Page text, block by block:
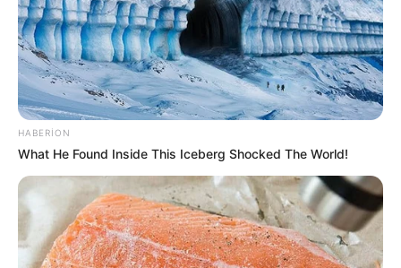
10:15 / 06 Avqust 2026 İQTİSADİYYAT
MİDA 130 milyon manatlıqistiqraz
buraxır
50
HABERION
What He Found Inside This Iceberg Shocked The World!